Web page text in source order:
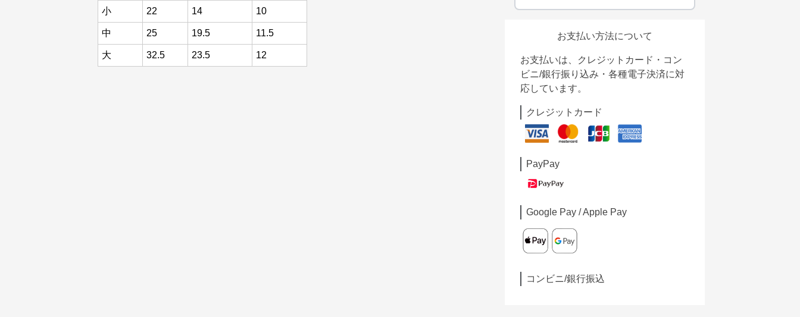
小 22 14 10
中 25 19.5 11.5
大 32.5 23.5 12
お支払い方法について
お支払いは、クレジットカード・コン
ビニ/銀行振り込み・各種電子決済に対
応しています。
クレジットカード
PayPay
Google Pay / Apple Pay
コンビニ/銀行振込